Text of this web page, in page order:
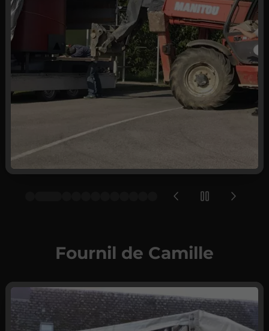
Fournil de Camille